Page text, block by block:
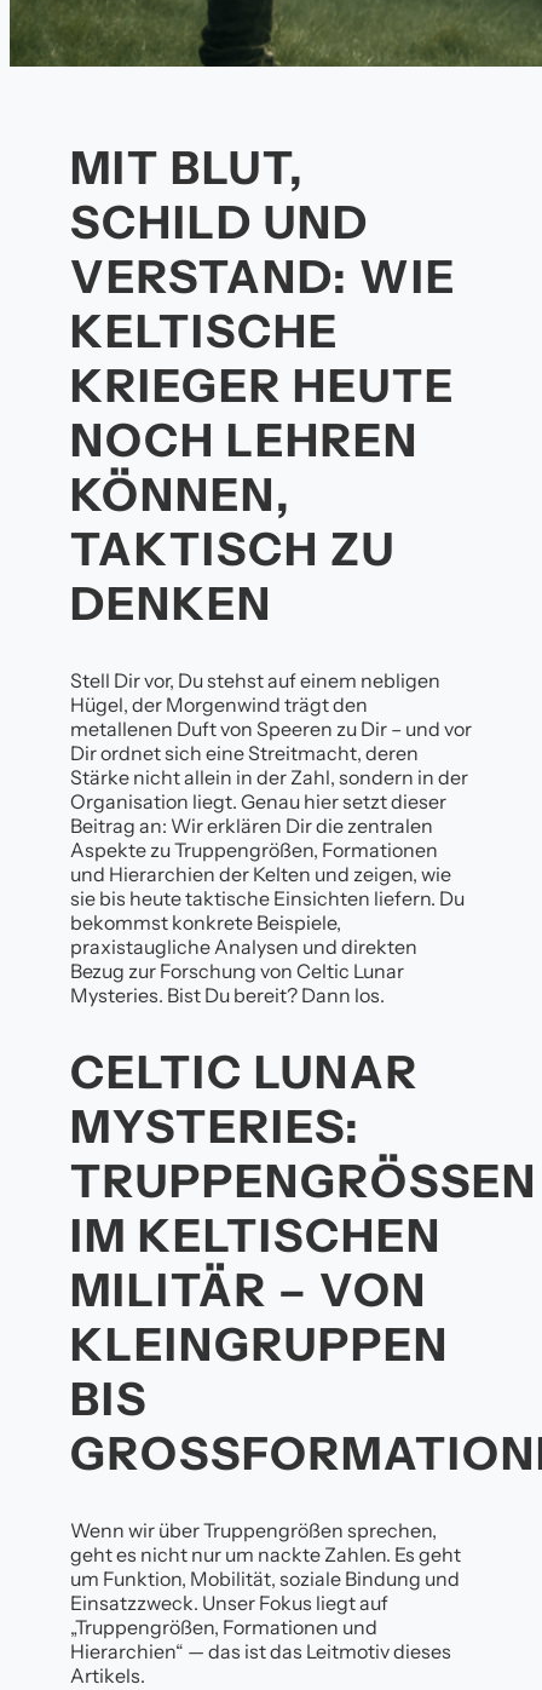
MIT BLUT,
SCHILD UND
VERSTAND: WIE
KELTISCHE
KRIEGER HEUTE
NOCH LEHREN
KÖNNEN,
TAKTISCH ZU
DENKEN
Stell Dir vor, Du stehst auf einem nebligen
Hügel, der Morgenwind trägt den
metallenen Duft von Speeren zu Dir – und vor
Dir ordnet sich eine Streitmacht, deren
Stärke nicht allein in der Zahl, sondern in der
Organisation liegt. Genau hier setzt dieser
Beitrag an: Wir erklären Dir die zentralen
Aspekte zu Truppengrößen, Formationen
und Hierarchien der Kelten und zeigen, wie
sie bis heute taktische Einsichten liefern. Du
bekommst konkrete Beispiele,
praxistaugliche Analysen und direkten
Bezug zur Forschung von Celtic Lunar
Mysteries. Bist Du bereit? Dann los.
CELTIC LUNAR
MYSTERIES:
TRUPPENGRÖSSEN I
M KELTISCHEN M
ILITÄR – VON K
LEINGRUPPEN B
IS G
ROSSFORMATIONEN
Wenn wir über Truppengrößen sprechen,
geht es nicht nur um nackte Zahlen. Es geht
um Funktion, Mobilität, soziale Bindung und
Einsatzzweck. Unser Fokus liegt auf
„Truppengrößen, Formationen und
Hierarchien“ — das ist das Leitmotiv dieses
Artikels.